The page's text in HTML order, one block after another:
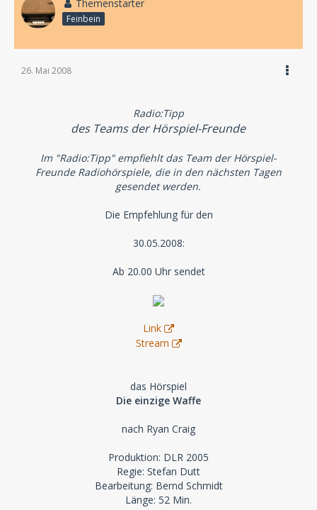
Themenstarter
Feinbein
26. Mai 2008
Radio:Tipp
des Teams der Hörspiel-Freunde
Im "Radio:Tipp" empfiehlt das Team der Hörspiel-
Freunde Radiohörspiele, die in den nächsten Tagen
gesendet werden.
Die Empfehlung für den
30.05.2008:
Ab 20.00 Uhr sendet
Link
Stream
das Hörspiel
Die einzige Waffe
nach Ryan Craig
Produktion: DLR 2005
Regie: Stefan Dutt
Bearbeitung: Bernd Schmidt
Länge: 52 Min.